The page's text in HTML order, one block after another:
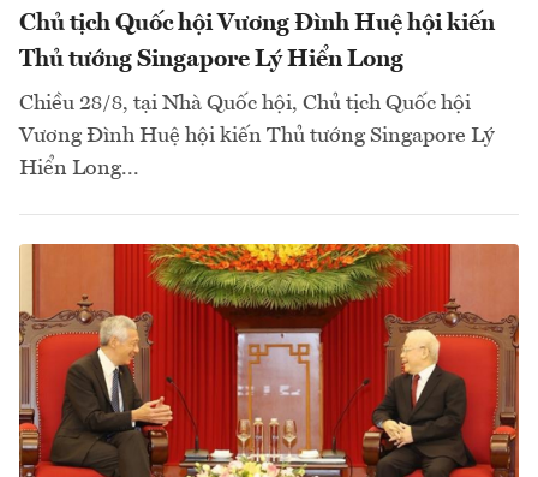
Chủ tịch Quốc hội Vương Đình Huệ hội kiến
Thủ tướng Singapore Lý Hiển Long
Chiều 28/8, tại Nhà Quốc hội, Chủ tịch Quốc hội
Vương Đình Huệ hội kiến Thủ tướng Singapore Lý
Hiển Long...